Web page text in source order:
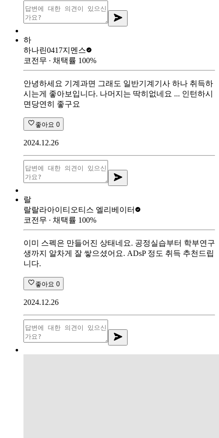
하
하나린0417지멘스
코전무 ∙ 채택률 100%
안녕하세요 기계과면 그래도 일반기계기사 하나 취득하
시는게 좋아보입니다. 나머지는 딱히없네요 ... 인턴하시
면당연히 좋구요
좋아요 0
2024.12.26
랄
랄랄라아이티 오티스 엘리베이터
코전무 ∙ 채택률 100%
이미 스펙은 만들어진 상태네요. 공정실습부터 학부연구
생까지 알차게 잘 쌓으셨어요. ADsP 정도 취득 추천드립
니다.
좋아요 0
2024.12.26